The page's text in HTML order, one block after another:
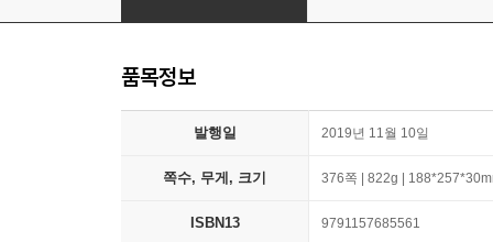
품목정보
발행일 2019년 11월 10일
쪽수, 무게, 크기 376쪽 | 822g |
ISBN13 9791157685561